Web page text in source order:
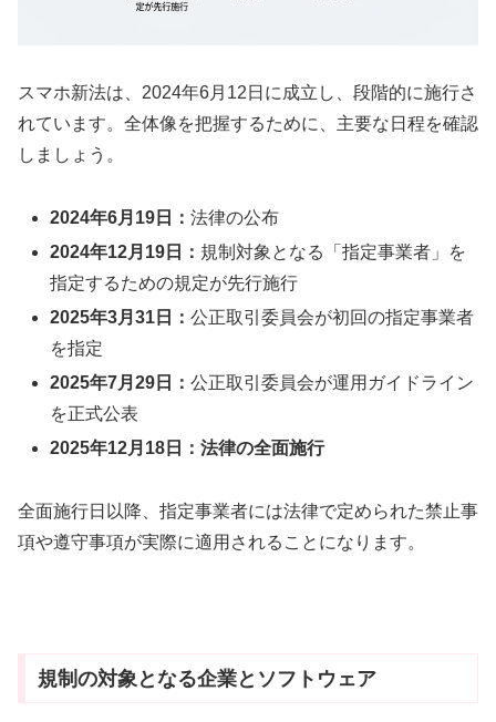
スマホ新法は、2024年6月12日に成立し、段階的に施行さ
れています。全体像を把握するために、主要な日程を確認
しましょう。
2024年6月19日：法律の公布
2024年12月19日： 規制対象となる「指定事業者」を
指定するための規定が先行施行
2025年3月31日：公正取引委員会が初回の指定事業者
を指定
2025年7月29日：公正取引委員会が運用ガイドライン
を正式公表
2025年12月18日：法律の全面施行
全面施行日以降、指定事業者には法律で定められた禁止事
項や遵守事項が実際に適用されることになります。
規制の対象となる企業とソフトウェア